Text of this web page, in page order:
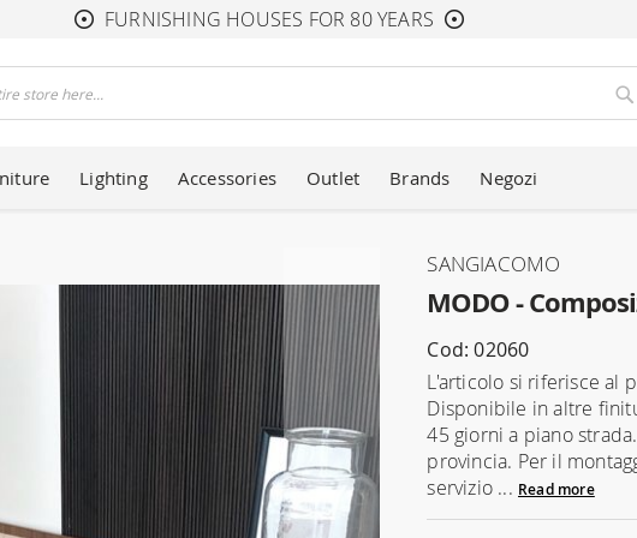
FURNISHING HOUSES FOR 80 YEARS
Lighting Accessories Outlet Brands Negozi
MODO -
SANGIACOMO
Cod: 02060
L'articolo si riferisce al
Disponibile in altre
45 giorni a piano
provincia. Per il
servizio ... Read more